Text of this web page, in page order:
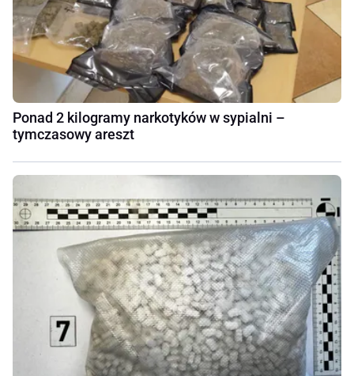
Ponad 2 kilogramy narkotyków w sypialni –
tymczasowy areszt